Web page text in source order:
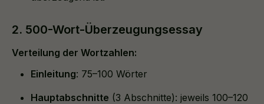
2. 500-Wort-Überzeugungsessay
Verteilung der Wortzahlen:
Einleitung: 75–100 Wörter
Hauptabschnitte (3 Abschnitte): jeweils 100–120